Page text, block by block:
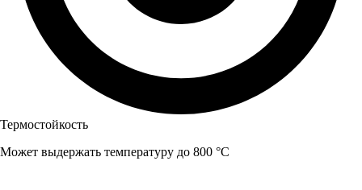
Термостойкость
Может выдержать температуру до 800 °C